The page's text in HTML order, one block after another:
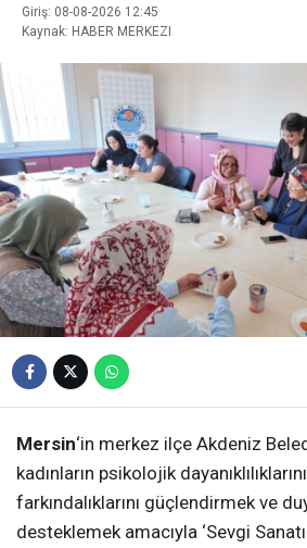
Giriş: 08-08-2026 12:45
Kaynak: HABER MERKEZI
Mersin‘in merkez ilçe Akdeniz
kadınların psikolojik
farkındalıklarını güçlendirmek ve
desteklemek amacıyla ‘Sevgi